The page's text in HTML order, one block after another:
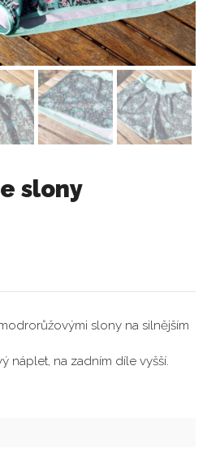
slony
slony na silnějším
náplet, na zadním díle vyšší.